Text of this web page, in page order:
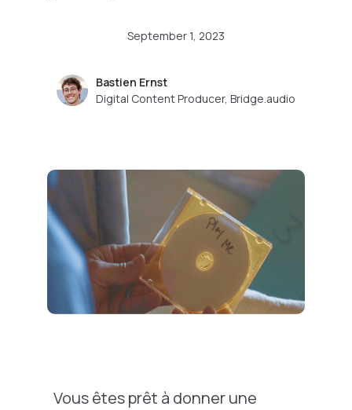
September 1, 2023
Bastien Ernst
Digital Content Producer, Bridge.audio
Vous êtes prêt à donner une